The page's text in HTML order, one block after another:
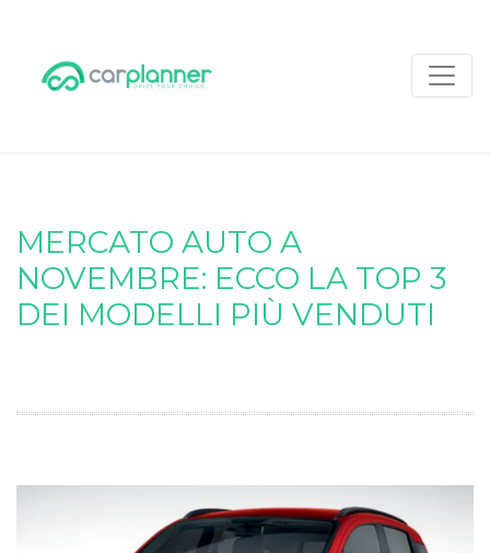
MERCATO AUTO A
NOVEMBRE: ECCO LA TOP 3
DEI MODELLI PIÙ VENDUTI